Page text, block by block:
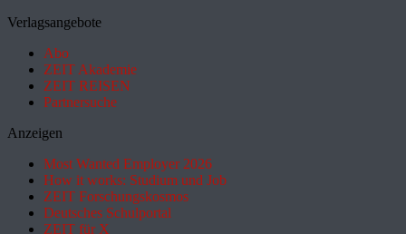
Verlagsangebote
Abo
ZEIT Akademie
ZEIT REISEN
Partnersuche
Anzeigen
Most Wanted Employer 2026
How it works: Studium und Job
ZEIT Forschungskosmos
Deutsches Schulportal
ZEIT für X